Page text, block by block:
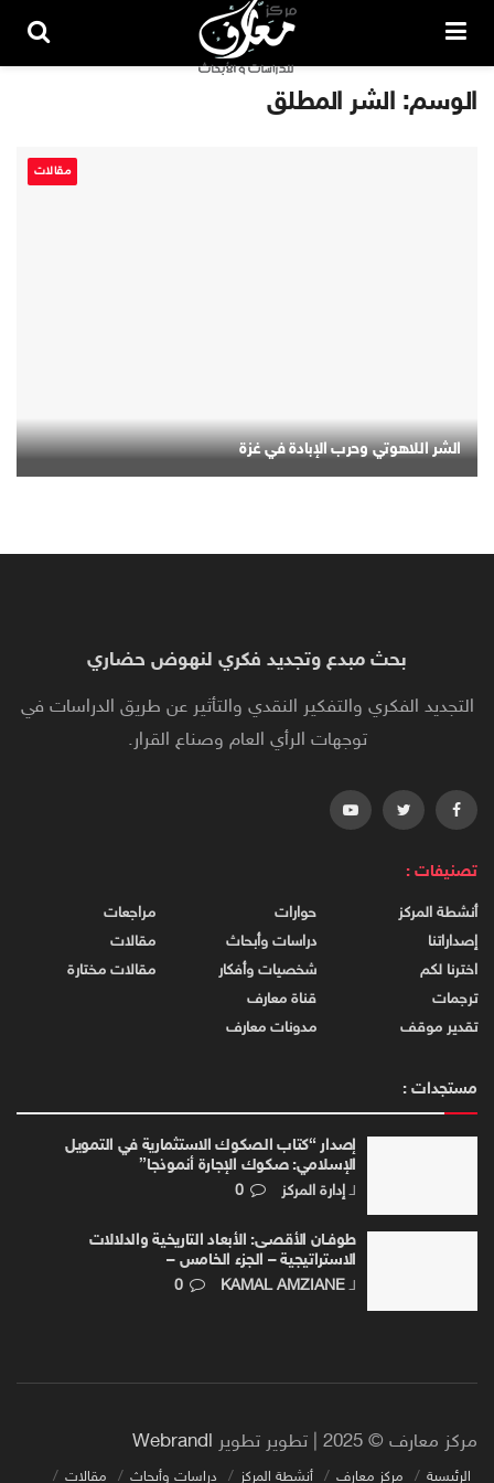
الوسم: الشر المطلق
مقالات
الشر اللاهوتي وحرب الإبادة في غزة
بحث مبدع وتجديد فكري لنهوض حضاري
التجديد الفكري والتفكير النقدي والتأثير عن طريق الدراسات في
توجهات الرأي العام وصناع القرار.
تصنيفات :
أنشطة المركز
إصداراتنا
اخترنا لكم
ترجمات
تقدير موقف
حوارات
دراسات وأبحاث
شخصيات وأفكار
قناة معارف
مدونات معارف
مراجعات
مقالات
مقالات مختارة
مستجدات :
إصدار “كتاب الصكوك الاستثمارية في التمويل
الإسلامي: صكوك الإجارة أنموذجا”
لـ إدارة المركز
طوفـان الأقصـى: الأبعاد التاريخية والدلالات
الاستراتيجية – الجزء الخامس –
لـ KAMAL AMZIANE
مركز معارف © 2025 | تطوير تطوير Webrandl
الرئيسية مركز معارف أنشطة المركز دراسات وأبحاث مقالات